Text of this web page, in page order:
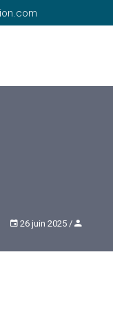
26 juin 2025